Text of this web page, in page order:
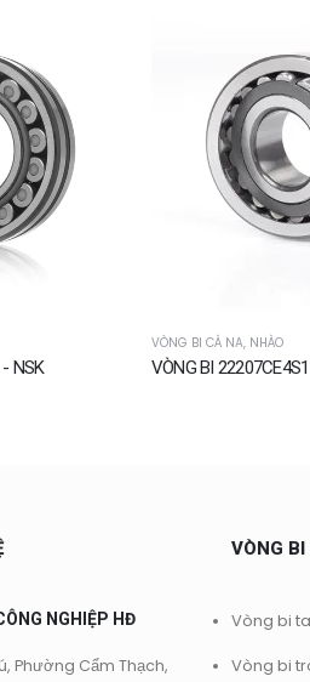
NSK
VÒNG BI CÀ NA, NHÀO
VÒNG BI
NGHIỆP HĐ
Phường Cẩm Thạch,
VÒNG
Vòng bi
Vòng bi